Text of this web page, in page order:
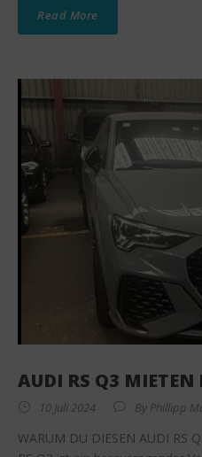
Read More
AUDI RS Q3
10 Juli 2024 By Phillipp
WARUM DU DIESEN AUDI RS